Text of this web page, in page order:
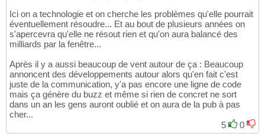
Ici on a technologie et on cherche les problèmes qu'elle pourrait
éventuellement résoudre... Et au bout de plusieurs années on
s'apercevra qu'elle ne résout rien et qu'on aura balancé des
milliards par la fenêtre...
Après il y a aussi beaucoup de vent autour de ça : Beaucoup
annoncent des développements autour alors qu'en fait c'est
juste de la communication, y'a pas encore une ligne de code
mais ça génère du buzz et même si rien de concret ne sort
dans un an les gens auront oublié et on aura de la pub à pas
cher...
5
0